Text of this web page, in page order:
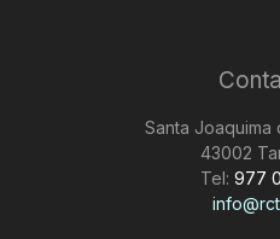
Santa Joaquima
43002
Tel: 977